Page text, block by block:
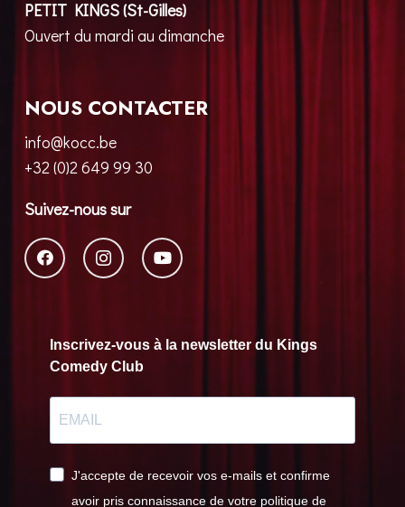
PETIT KINGS (St-Gilles)
Ouvert du mardi au dimanche
NOUS CONTACTER
info@kocc.be
+32 (0)2 649 99 30
Suivez-nous sur
Inscrivez-vous à la newsletter du Kings
Comedy Club
J'accepte de recevoir vos e-mails et confirme
avoir pris connaissance de votre politique de